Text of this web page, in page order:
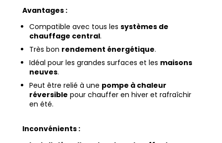
Avantages :
Compatible avec tous les systèmes de
chauffage central.
Très bon rendement énergétique.
Idéal pour les grandes surfaces et les maisons
neuves.
Peut être relié à une pompe à chaleur
réversible pour chauffer en hiver et rafraîchir
en été.
Inconvénients :